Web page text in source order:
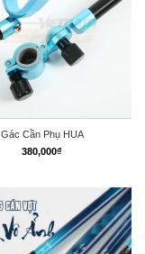
Gác Cần Phụ HUA
380,000₫